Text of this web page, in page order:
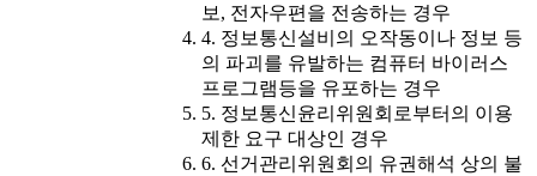
보, 전자우편을 전송하는 경우
4. 정보통신설비의 오작동이나 정보 등
의 파괴를 유발하는 컴퓨터 바이러스
프로그램등을 유포하는 경우
5. 정보통신윤리위원회로부터의 이용
제한 요구 대상인 경우
6. 선거관리위원회의 유권해석 상의 불